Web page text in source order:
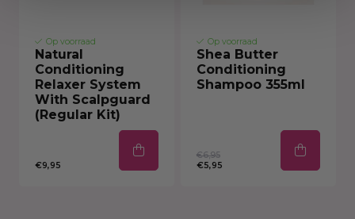
Op voorraad
Natural
Conditioning
Relaxer System
With Scalpguard
(Regular Kit)
€9,95
Op voorraad
Shea Butter
Conditioning
Shampoo 355ml
€6,95
€5,95